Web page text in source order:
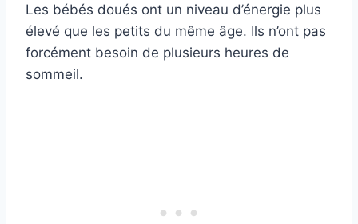
Les bébés doués ont un niveau d’énergie plus
élevé que les petits du même âge. Ils n’ont pas
forcément besoin de plusieurs heures de
sommeil.